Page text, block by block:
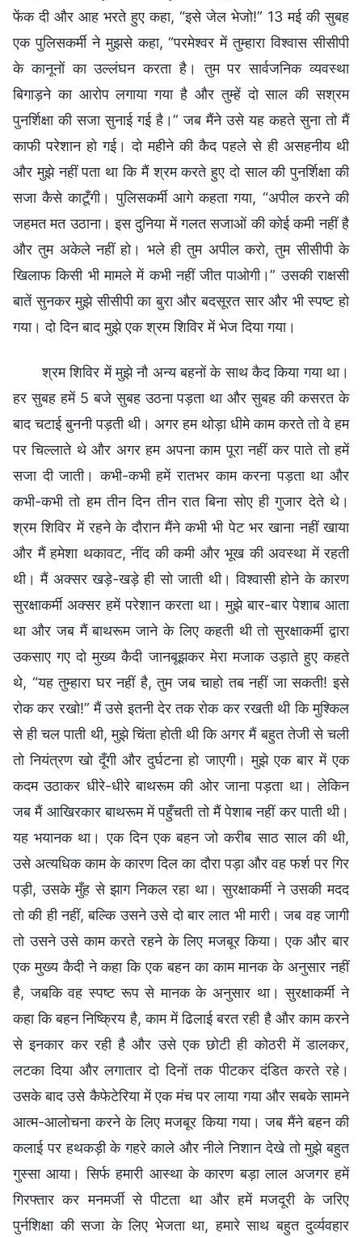
फेंक दी और आह भरते हुए कहा, “इसे जेल भेजो!” 13 मई की सुबह
एक पुलिसकर्मी ने मुझसे कहा, “परमेश्वर में तुम्हारा विश्वास सीसीपी
के कानूनों का उल्लंघन करता है। तुम पर सार्वजनिक व्यवस्था
बिगाड़ने का आरोप लगाया गया है और तुम्हें दो साल की सश्रम
पुनर्शिक्षा की सजा सुनाई गई है।” जब मैंने उसे यह कहते सुना तो मैं
काफी परेशान हो गई। दो महीने की कैद पहले से ही असहनीय थी
और मुझे नहीं पता था कि मैं श्रम करते हुए दो साल की पुनर्शिक्षा की
सजा कैसे काटूँगी। पुलिसकर्मी आगे कहता गया, “अपील करने की
जहमत मत उठाना। इस दुनिया में गलत सजाओं की कोई कमी नहीं है
और तुम अकेले नहीं हो। भले ही तुम अपील करो, तुम सीसीपी के
खिलाफ किसी भी मामले में कभी नहीं जीत पाओगी।” उसकी राक्षसी
बातें सुनकर मुझे सीसीपी का बुरा और बदसूरत सार और भी स्पष्ट हो
गया। दो दिन बाद मुझे एक श्रम शिविर में भेज दिया गया।
श्रम शिविर में मुझे नौ अन्य बहनों के साथ कैद किया गया था।
हर सुबह हमें 5 बजे सुबह उठना पड़ता था और सुबह की कसरत के
बाद चटाई बुननी पड़ती थी। अगर हम थोड़ा धीमे काम करते तो वे हम
पर चिल्लाते थे और अगर हम अपना काम पूरा नहीं कर पाते तो हमें
सजा दी जाती। कभी-कभी हमें रातभर काम करना पड़ता था और
कभी-कभी तो हम तीन दिन तीन रात बिना सोए ही गुजार देते थे।
श्रम शिविर में रहने के दौरान मैंने कभी भी पेट भर खाना नहीं खाया
और मैं हमेशा थकावट, नींद की कमी और भूख की अवस्था में रहती
थी। मैं अक्सर खड़े-खड़े ही सो जाती थी। विश्वासी होने के कारण
सुरक्षाकर्मी अक्सर हमें परेशान करता था। मुझे बार-बार पेशाब आता
था और जब मैं बाथरूम जाने के लिए कहती थी तो सुरक्षाकर्मी द्वारा
उकसाए गए दो मुख्य कैदी जानबूझकर मेरा मजाक उड़ाते हुए कहते
थे, “यह तुम्हारा घर नहीं है, तुम जब चाहो तब नहीं जा सकती! इसे
रोक कर रखो!” मैं उसे इतनी देर तक रोक कर रखती थी कि मुश्किल
से ही चल पाती थी, मुझे चिंता होती थी कि अगर मैं बहुत तेजी से चली
तो नियंत्रण खो दूँगी और दुर्घटना हो जाएगी। मुझे एक बार में एक
कदम उठाकर धीरे-धीरे बाथरूम की ओर जाना पड़ता था। लेकिन
जब मैं आखिरकार बाथरूम में पहुँचती तो मैं पेशाब नहीं कर पाती थी।
यह भयानक था। एक दिन एक बहन जो करीब साठ साल की थी,
उसे अत्यधिक काम के कारण दिल का दौरा पड़ा और वह फर्श पर गिर
पड़ी, उसके मुँह से झाग निकल रहा था। सुरक्षाकर्मी ने उसकी मदद
तो की ही नहीं, बल्कि उसने उसे दो बार लात भी मारी। जब वह जागी
तो उसने उसे काम करते रहने के लिए मजबूर किया। एक और बार
एक मुख्य कैदी ने कहा कि एक बहन का काम मानक के अनुसार नहीं
है, जबकि वह स्पष्ट रूप से मानक के अनुसार था। सुरक्षाकर्मी ने
कहा कि बहन निष्क्रिय है, काम में ढिलाई बरत रही है और काम करने
से इनकार कर रही है और उसे एक छोटी ही कोठरी में डालकर,
लटका दिया और लगातार दो दिनों तक पीटकर दंडित करते रहे।
उसके बाद उसे कैफेटेरिया में एक मंच पर लाया गया और सबके सामने
आत्म-आलोचना करने के लिए मजबूर किया गया। जब मैंने बहन की
कलाई पर हथकड़ी के गहरे काले और नीले निशान देखे तो मुझे बहुत
गुस्सा आया। सिर्फ हमारी आस्था के कारण बड़ा लाल अजगर हमें
गिरफ्तार कर मनमर्जी से पीटता था और हमें मजदूरी के जरिए
पुर्नशिक्षा की सजा के लिए भेजता था, हमारे साथ बहुत दुर्व्यवहार